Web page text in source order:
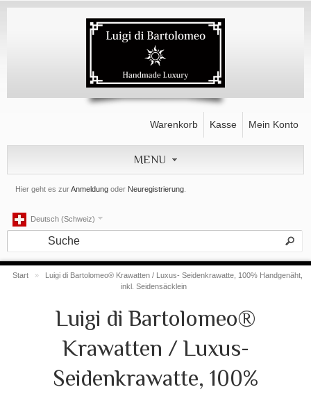
Hier geht es zurAnmeldung oder Neuregistrierung
Warenkorb Kasse Mein Konto
MENU
Deutsch (Schweiz)
Start »
Luigi di Bartolomeo® Krawatten / Luxus- Seidenkrawatte, 100% Handgenäht,
inkl. Seidensäcklein
Luigi di Bartolomeo®
Krawatten / Luxus-
Seidenkrawatte, 100%